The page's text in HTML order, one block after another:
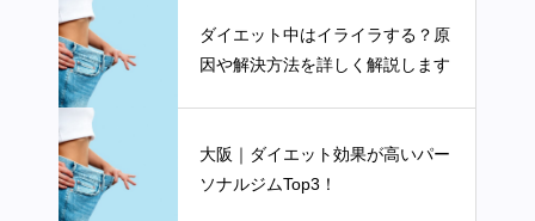
ダイエット中はイライラする？原
因や解決方法を詳しく解説します
大阪｜ダイエット効果が高いパー
ソナルジムTop3！